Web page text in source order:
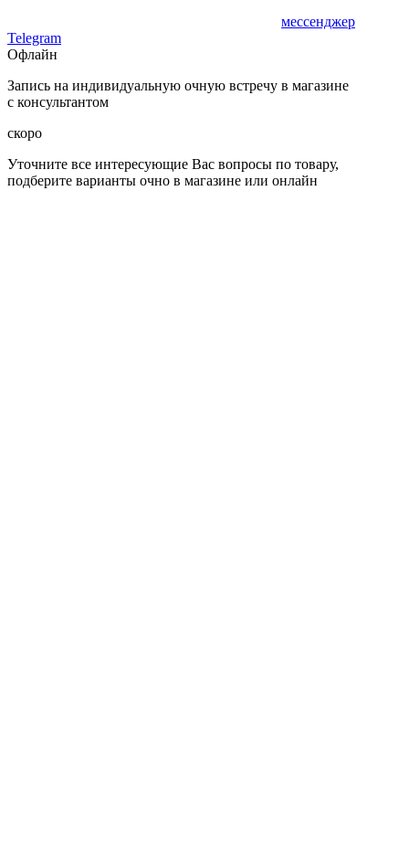
мессенджер
Telegram
Офлайн
Запись на индивидуальную очную встречу в магазине
с консультантом
скоро
Уточните все интересующие Вас вопросы по товару,
подберите варианты очно в магазине или онлайн